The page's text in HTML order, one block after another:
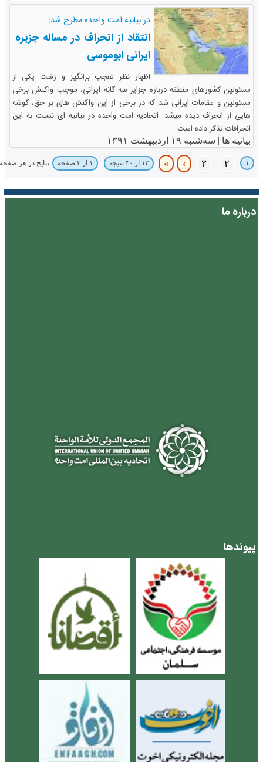
در بیانیه امت واحده مطرح شد:
انتقاد از انحراف در مساله جزیره
ایرانی ابوموسی
اظهار نظر تعجب برانگیز و زشت یکی از
مسئولین کشورهای منطقه درباره جزایر سه گانه ایرانی، موجب واکنش برخی
مسئولین و مقامات ایرانی شد که در برخی از این واکنش های بر حق، گوشه
هایی از انحراف دیده میشد. اتحادیه امت واحده در بیانیه ای نسبت به این
انحرافات تذکر داده است.
بیانیه ها | سه‌شنبه ۱۹ اردیبهشت ۱۳۹۱
۱ ۲ ۳ ›
» ۱۲ از ۳۰ نتیجه ۱ از ۳ صفحه نتایج در هر
درباره ما
پیوندها